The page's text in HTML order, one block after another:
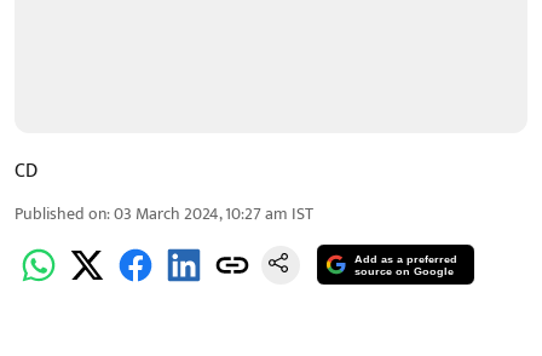
CD
Published on:03 March 2024, 10:27 am IST
Add as a preferred
source on Google